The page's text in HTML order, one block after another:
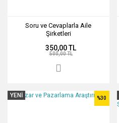
Soru ve Cevaplarla Aile
Şirketleri
350,00 TL
500,00 TL
YENİ %30